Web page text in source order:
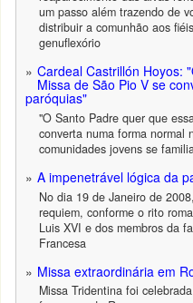
um passo além trazendo de
distribuir a comunhão aos
genuflexório
Cardeal Castrillón Hoyos:
Missa de São Pio V se
paróquias"
"O Santo Padre quer que
converta numa forma normal
comunidades jovens se
A impenetrável lógica da
No dia 19 de Janeiro de
requiem, conforme o rito
Luis XVI e dos membros da
Francesa
Missa extraordinária em
Missa Tridentina foi